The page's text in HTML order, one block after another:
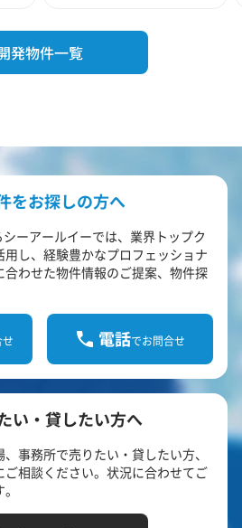
発物件一覧
をお探しの方へ
ーアールイーでは、業界トップク
し、経験豊かなプロフェッショナ
合わせた物件情報のご提案、物件探
電話でお問合せ
い・貸したい方へ
事務所で売りたい・貸したい方、
相談ください。状況に合わせてご